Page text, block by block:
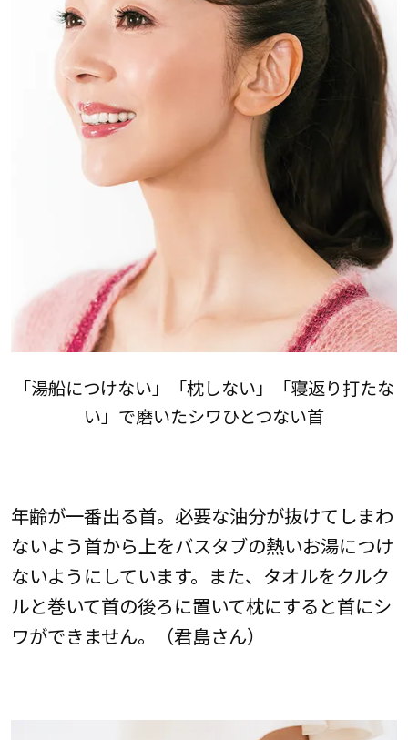
「湯船につけない」「枕しない」「寝返り打たな
い」で磨いたシワひとつない首
年齢が一番出る首。必要な油分が抜けてしまわ
ないよう首から上をバスタブの熱いお湯につけ
ないようにしています。また、タオルをクルク
ルと巻いて首の後ろに置いて枕にすると首にシ
ワができません。（君島さん）